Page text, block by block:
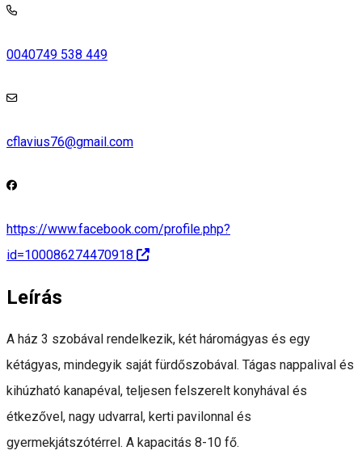
0040749 538 449
cflavius76@gmail.com
https://www.facebook.com/profile.php?
id=100086274470918
Leírás
A ház 3 szobával rendelkezik, két háromágyas és egy
kétágyas, mindegyik saját fürdőszobával. Tágas nappalival és
kihúzható kanapéval, teljesen felszerelt konyhával és
étkezővel, nagy udvarral, kerti pavilonnal és
gyermekjátszótérrel. A kapacitás 8-10 fő.